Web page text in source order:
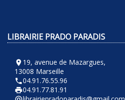
LIBRAIRIE PRADO PARADIS
room 19, avenue de Mazargues,
13008 Marseille
phone04.91.76.55.96
local_printshop04.91.77.81.91